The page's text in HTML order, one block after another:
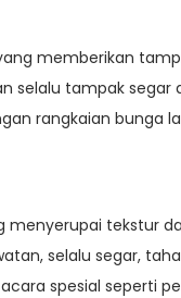
memberikan
selalu tampak
rangkaian bunga
menyerupai tekstur
selalu segar,
spesial seperti